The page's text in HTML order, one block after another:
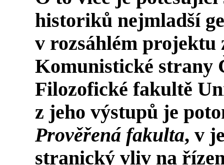
historiků nejmladší
v rozsáhlém projektu
Komunistické strany
Filozofické fakultě
z jeho výstupů je
Prověřená fakulta, v
stranický vliv na